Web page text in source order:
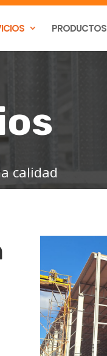
PRODUCTOS
calidad